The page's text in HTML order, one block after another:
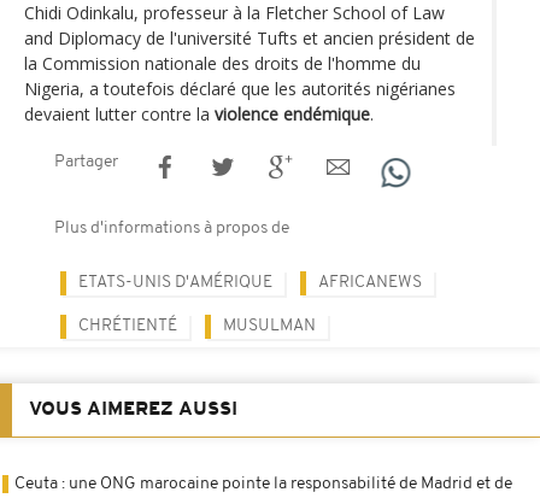
Chidi Odinkalu, professeur à la Fletcher School of Law
and Diplomacy de l'université Tufts et ancien président de
la Commission nationale des droits de l'homme du
Nigeria, a toutefois déclaré que les autorités nigérianes
devaient lutter contre la violence endémique.
Partager
Plus d'informations à propos de
ETATS-UNIS D'AMÉRIQUE AFRICANEWS
CHRÉTIENTÉ MUSULMAN
VOUS AIMEREZ AUSSI
Ceuta : une ONG marocaine pointe la responsabilité de Madrid et de